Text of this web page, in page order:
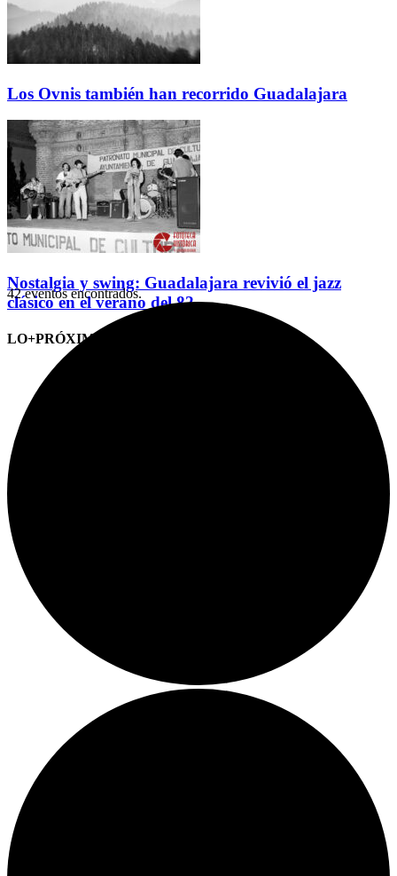
Los Ovnis también han recorrido Guadalajara
Nostalgia y swing: Guadalajara revivió el jazz
clásico en el verano del 82
LO+PRÓXIMO (CITAS)
42 eventos encontrados.